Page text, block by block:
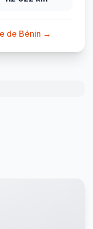
de Bénin →